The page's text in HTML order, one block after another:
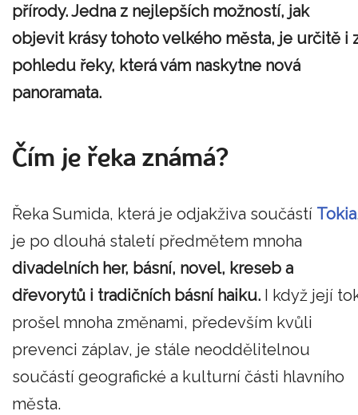
přírody. Jedna z nejlepších možností, jak
objevit krásy tohoto velkého města, je určitě i
pohledu řeky, která vám naskytne nová
panoramata.
Čím je řeka známá?
Řeka Sumida, která je odjakživa součástí Tokia
je po dlouhá staletí předmětem mnoha
divadelních her, básní, novel, kreseb a
dřevorytů i tradičních básní haiku. I když její
prošel mnoha změnami, především kvůli
prevenci záplav, je stále neoddělitelnou
součástí geografické a kulturní části hlavního
města.